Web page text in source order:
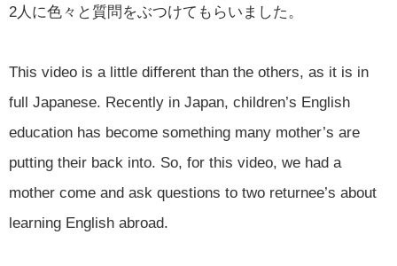
2人に色々と質問をぶつけてもらいました。
This video is a little different than the others, as it is in
full Japanese. Recently in Japan, children’s English
education has become something many mother’s are
putting their back into. So, for this video, we had a
mother come and ask questions to two returnee’s about
learning English abroad.